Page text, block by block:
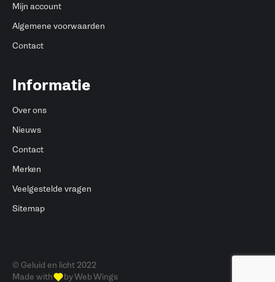
Mijn account
Algemene voorwaarden
Contact
Informatie
Over ons
Nieuws
Contact
Merken
Veelgestelde vragen
Sitemap
© Geluid en licht 2022
Made with
by Web Wings